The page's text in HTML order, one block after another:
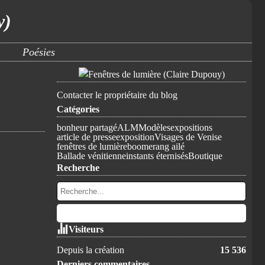
Poésies
Contacter le propriétaire du blog
Catégories
bonheur partagéALMModèlesexpositions
article de presseexpositionVisages de Venise
fenêtres de lumièreboomerang ailé
Ballade vénitienneinstants éternisésBoutique
Recherche
Visiteurs
Depuis la création
15 536